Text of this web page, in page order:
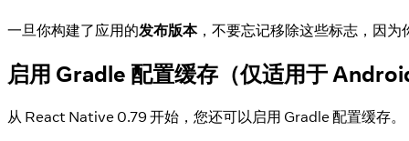
一旦你构建了应用的发布版本，不要忘记移除这些标志，因
启用 Gradle 配置缓存（仅适用于
从 React Native 0.79 开始，您还可以启用 Gradle 配置缓存。